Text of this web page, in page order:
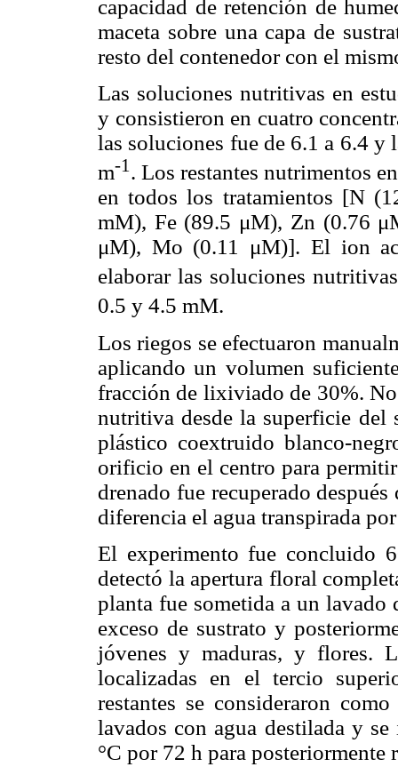
capacidad de retención de
maceta sobre una capa de
resto del contenedor con el
Las soluciones nutritivas en
y consistieron en cuatro
las soluciones fue de 6.1 a 6.4
m-1 . Los restantes nutrimentos
en todos los tratamientos [N
mM), Fe (89.5 μM), Zn (0.76
μM), Mo (0.11 μM)]. El ion
elaborar las soluciones
0.5 y 4.5 mM.
Los riegos se efectuaron
aplicando un volumen
fracción de lixiviado de 30%.
nutritiva desde la superficie del
plástico coextruido blanco-
orificio en el centro para
drenado fue recuperado
diferencia el agua transpirada
El experimento fue concluido
detectó la apertura floral
planta fue sometida a un lavado
exceso de sustrato y
jóvenes y maduras, y flores.
localizadas en el tercio
restantes se consideraron
lavados con agua destilada y
°C por 72 h para posteriormente